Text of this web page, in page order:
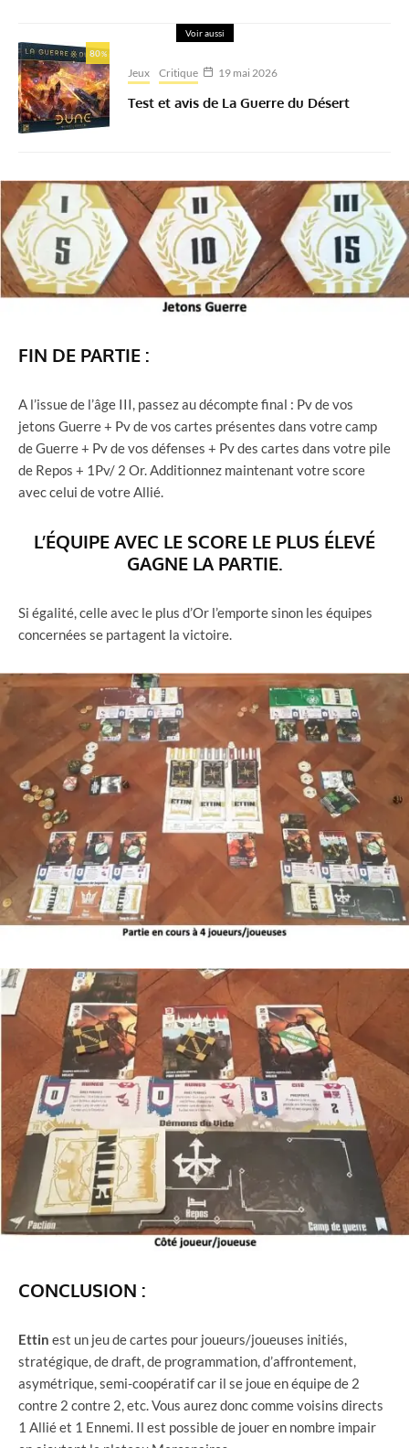
Voir aussi
80%
Jeux Critique 19 mai 2026
Test et avis de La Guerre du Désert
FIN DE PARTIE :
A l’issue de l’âge III, passez au décompte final : Pv de vos
jetons Guerre + Pv de vos cartes présentes dans votre camp
de Guerre + Pv de vos défenses + Pv des cartes dans votre pile
de Repos + 1Pv/ 2 Or. Additionnez maintenant votre score
avec celui de votre Allié.
L’ÉQUIPE AVEC LE SCORE LE PLUS ÉLEVÉ
GAGNE LA PARTIE.
Si égalité, celle avec le plus d’Or l’emporte sinon les équipes
concernées se partagent la victoire.
CONCLUSION :
Ettin est un jeu de cartes pour joueurs/joueuses initiés,
stratégique, de draft, de programmation, d’affrontement,
asymétrique, semi-coopératif car il se joue en équipe de 2
contre 2 contre 2, etc. Vous aurez donc comme voisins directs
1 Allié et 1 Ennemi. Il est possible de jouer en nombre impair